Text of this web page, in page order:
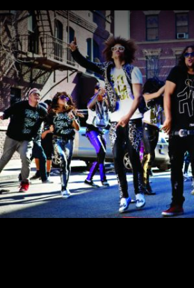
LMFAO
Home News Musik Videos
LMFAO Pressebilder 2011